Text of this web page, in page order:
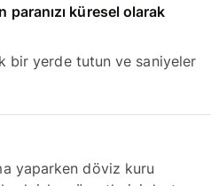
paranızı küresel olarak
bir yerde tutun ve saniyeler
yaparken döviz kuru